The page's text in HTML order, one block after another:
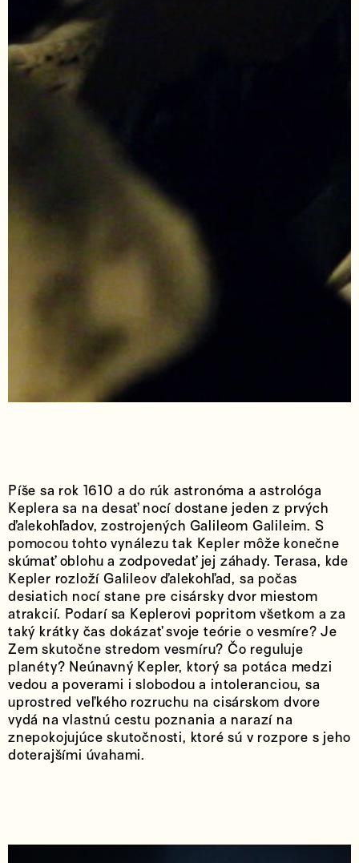
Píše sa rok 1610 a do rúk astronóma a astrológa
Keplera sa na desať nocí dostane jeden z prvých
ďalekohľadov, zostrojených Galileom Galileim. S
pomocou tohto vynálezu tak Kepler môže konečne
skúmať oblohu a zodpovedať jej záhady. Terasa, kde
Kepler rozloží Galileov ďalekohľad, sa počas
desiatich nocí stane pre cisársky dvor miestom
atrakcií. Podarí sa Keplerovi popritom všetkom a za
taký krátky čas dokázať svoje teórie o vesmíre? Je
Zem skutočne stredom vesmíru? Čo reguluje
planéty? Neúnavný Kepler, ktorý sa potáca medzi
vedou a poverami i slobodou a intoleranciou, sa
uprostred veľkého rozruchu na cisárskom dvore
vydá na vlastnú cestu poznania a narazí na
znepokojujúce skutočnosti, ktoré sú v rozpore s jeho
doterajšími úvahami.